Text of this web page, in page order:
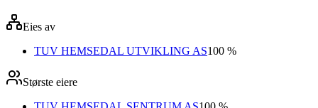
Eies av
TUV HEMSEDAL UTVIKLING AS100 %
Største eiere